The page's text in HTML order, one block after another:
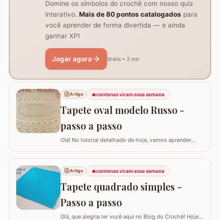
Domine os símbolos do crochê com nosso quiz
interativo. Mais de 80 pontos catalogados para
você aprender de forma divertida — e ainda
ganhar XP!
Jogar agora Grátis • 2 min
Artigo 🔥centenas viram essa semana
Tapete oval modelo Russo -
passo a passo
Olá! No tutorial detalhado de hoje, vamos aprender
RUSSO. Recentemente, postamos aqui no blog a versão
redonda deste modelo, e você pode conferir clicando
AQUI. Este é um trabalho clássico que combina com
vários ambientes e é uma excelente…
Artigo 🔥centenas viram essa semana
Tapete quadrado simples -
Passo a passo
Olá, que alegria ter você aqui no Blog do Crochê! Hoje